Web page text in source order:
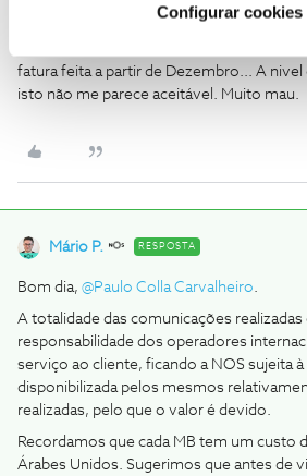
Configurar cookies
poderia estornar o valor, por ter sido um
minha parte, e uma vez regressado a
fatura feita a partir de Dezembro... A
isto não me parece aceitável. Muito mau.
Mário P. RESPOSTA
Bom dia, ​ @Paulo Colla Carvalheiro.
A totalidade das comunicações
responsabilidade dos operadores
serviço ao cliente, ficando a NOS sujeita
disponibilizada pelos mesmos
realizadas, pelo que o valor é devido.
Recordamos que cada MB tem um custo
Árabes Unidos. Sugerimos que antes de